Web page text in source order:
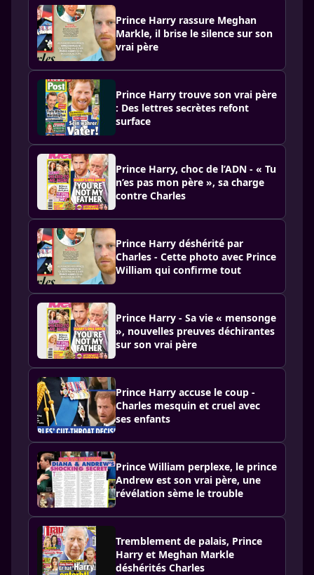
Prince Harry rassure Meghan
Markle, il brise le silence sur son
vrai père
Prince Harry trouve son vrai père
: Des lettres secrètes refont
surface
Prince Harry, choc de l’ADN - « Tu
n’es pas mon père », sa charge
contre Charles
Prince Harry déshérité par
Charles - Cette photo avec Prince
William qui confirme tout
Prince Harry - Sa vie « mensonge
», nouvelles preuves déchirantes
sur son vrai père
Prince Harry accuse le coup -
Charles mesquin et cruel avec
ses enfants
Prince William perplexe, le prince
Andrew est son vrai père, une
révélation sème le trouble
Tremblement de palais, Prince
Harry et Meghan Markle
déshérités Charles